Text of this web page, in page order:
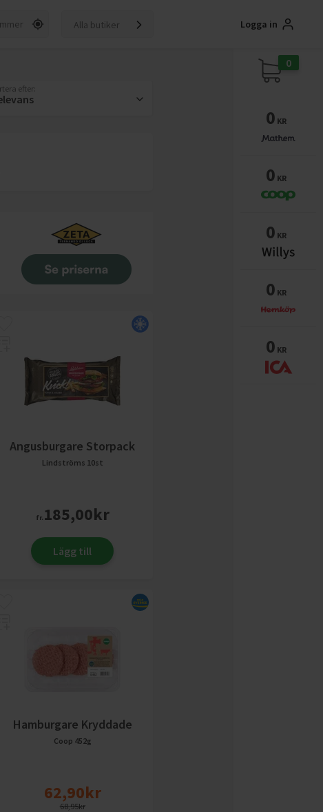
Alla butiker Logga in
efter:
Angusburgare Storpack
Lindströms 10st
fr. 185,00kr
Lägg till
Hamburgare Kryddade
Coop 452g
62,90kr
68,95kr
0
0 KR
0 KR
0 KR
0 KR
0 KR